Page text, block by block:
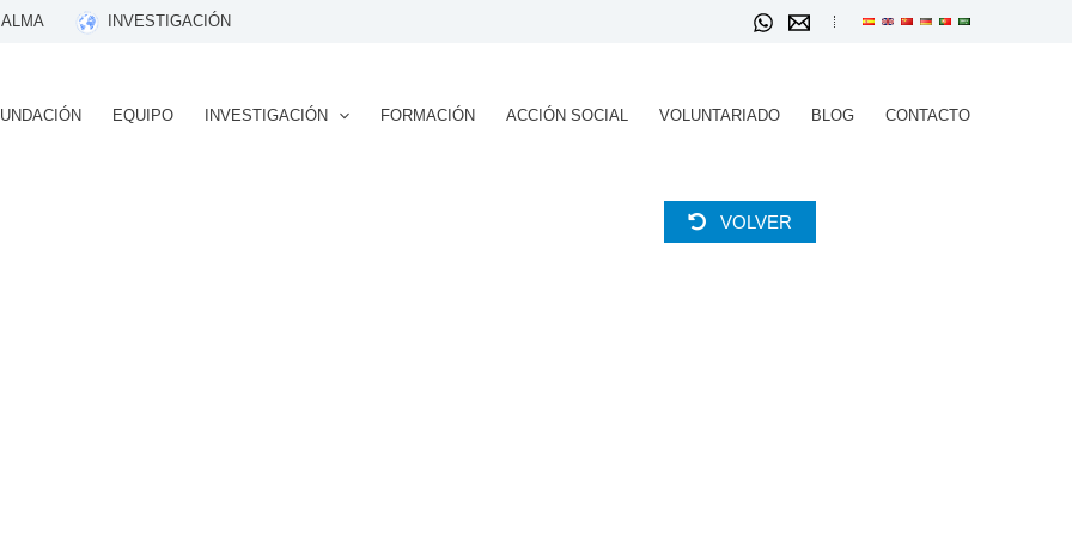
INVESTIGACIÓN
EQUIPO INVESTIGACIÓN FORMACIÓN ACCIÓN SOCIAL VOLUNTARIADO BLOG CONTACTO
VOLVER